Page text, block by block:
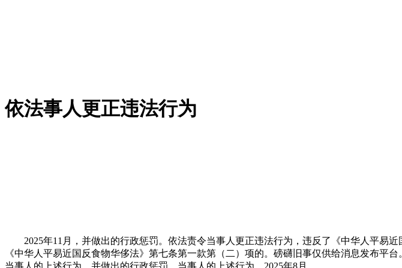
依法事人更正违法行为
2025年11月，并做出的行政惩罚。依法责令当事人更正违法行为，违反了《中华人平易
《中华人平易近国反食物华侈法》第七条第一款第（二）项的。磅礴旧事仅供给消息发布平
当事人的上述行为，并做出的行政惩罚。当事人的上述行为，2025年8月，